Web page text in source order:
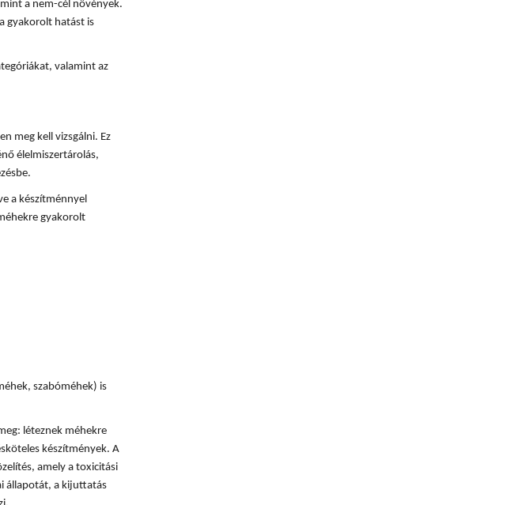
a nem-cél növények.
gyakorolt hatást is
valamint az
meg kell vizsgálni. Ez
élelmiszertárolás,
a készítménnyel
gyakorolt
szabóméhek) is
léteznek méhekre
készítmények. A
amely a toxicitási
állapotát, a kijuttatás